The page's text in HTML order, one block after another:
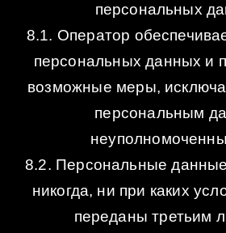
персональных
8.1. Оператор
персональных данных и
возможные меры,
персональным
8.2. Персональные
никогда, ни при каких
переданы третьим